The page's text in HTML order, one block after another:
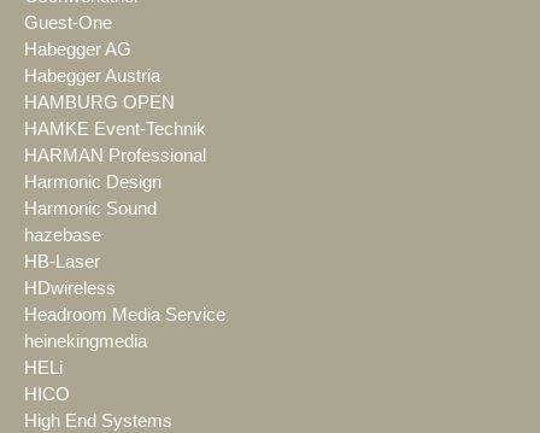
Guest-One
Habegger AG
Habegger Austria
HAMBURG OPEN
HAMKE Event-Technik
HARMAN Professional
Harmonic Design
Harmonic Sound
hazebase
HB-Laser
HDwireless
Headroom Media Service
heinekingmedia
HELi
HICO
High End Systems